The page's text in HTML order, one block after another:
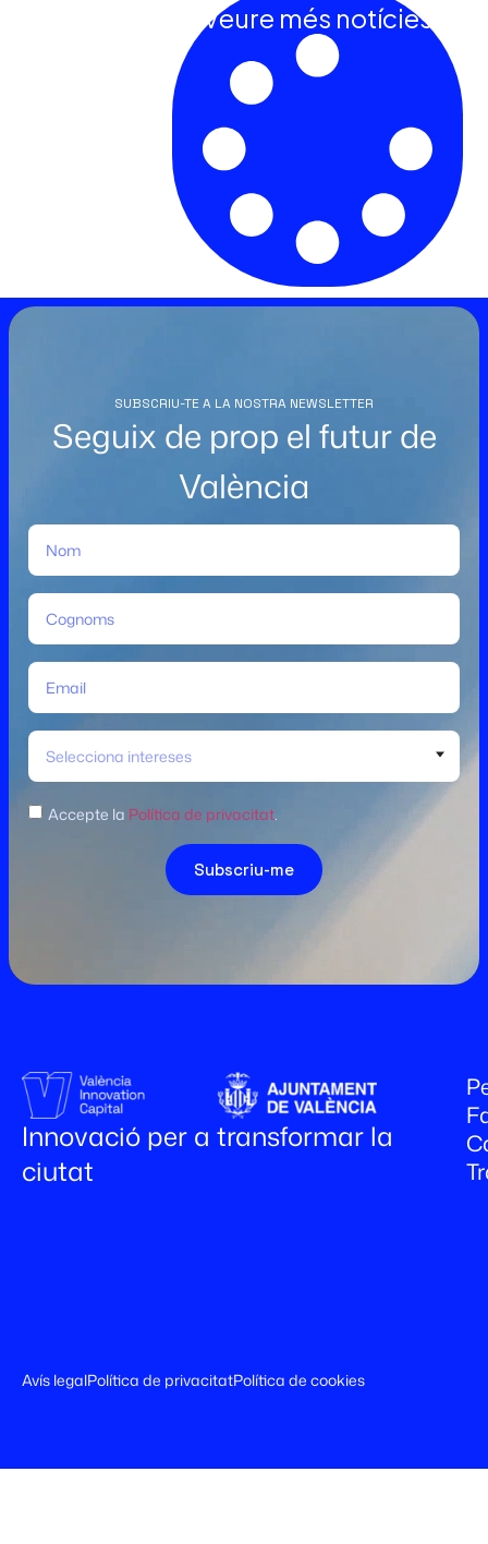
Veure més notícies
SUBSCRIU-TE A LA NOSTRA NEWSLETTER
Seguix de prop el futur de
València
Selecciona intereses
Accepte la Política de privacitat.
Subscriu-me
Innovació per a transformar la
ciutat
Avís legalPolítica de privacitatPolítica de cookies